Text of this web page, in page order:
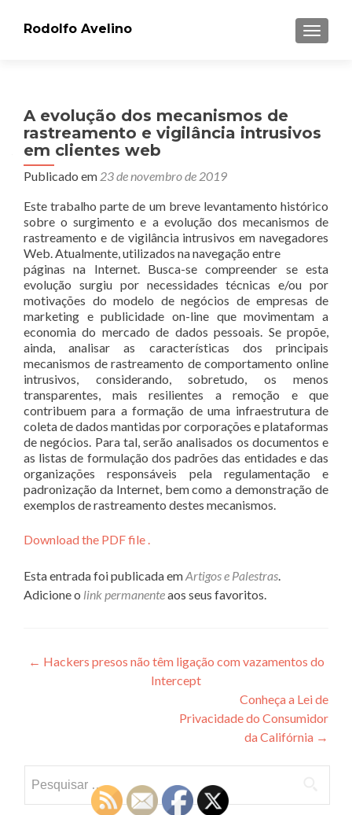
Rodolfo Avelino
A evolução dos mecanismos de
rastreamento e vigilância intrusivos
em clientes web
Publicado em 23 de novembro de 2019
Este trabalho parte de um breve levantamento histórico
sobre o surgimento e a evolução dos mecanismos de
rastreamento e de vigilância intrusivos em navegadores
Web. Atualmente, utilizados na navegação entre
páginas na Internet. Busca-se compreender se esta
evolução surgiu por necessidades técnicas e/ou por
motivações do modelo de negócios de empresas de
marketing e publicidade on-line que movimentam a
economia do mercado de dados pessoais. Se propõe,
ainda, analisar as características dos principais
mecanismos de rastreamento de comportamento online
intrusivos, considerando, sobretudo, os menos
transparentes, mais resilientes a remoção e que
contribuem para a formação de uma infraestrutura de
coleta de dados mantidas por corporações e plataformas
de negócios. Para tal, serão analisados os documentos e
as listas de formulação dos padrões das entidades e das
organizações responsáveis pela regulamentação e
padronização da Internet, bem como a demonstração de
exemplos de rastreamento destes mecanismos.
Download the PDF file .
Esta entrada foi publicada emArtigos e Palestras.
Adicione o link permanenteaos seus favoritos.
Navegação
← Hackers presos não têm ligação com vazamentos do
Intercept
Conheça a Lei de
Privacidade do Consumidor
da Califórnia →
por: